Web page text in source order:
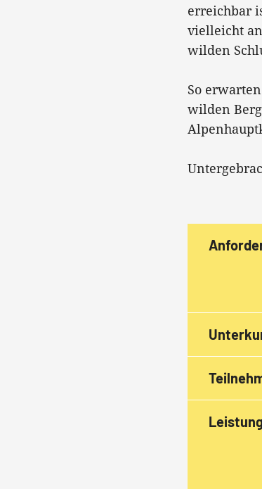
erreichbar
vielleicht
wilden
So
wilden